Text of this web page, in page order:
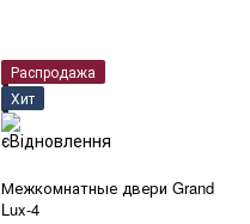
Распродажа
Хит
Межкомнатные двери Grand
Lux-4